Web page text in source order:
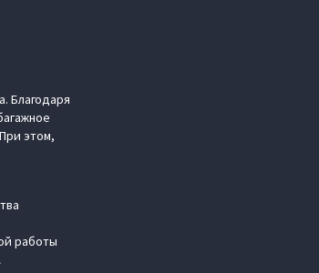
Благодаря
этом,
работы